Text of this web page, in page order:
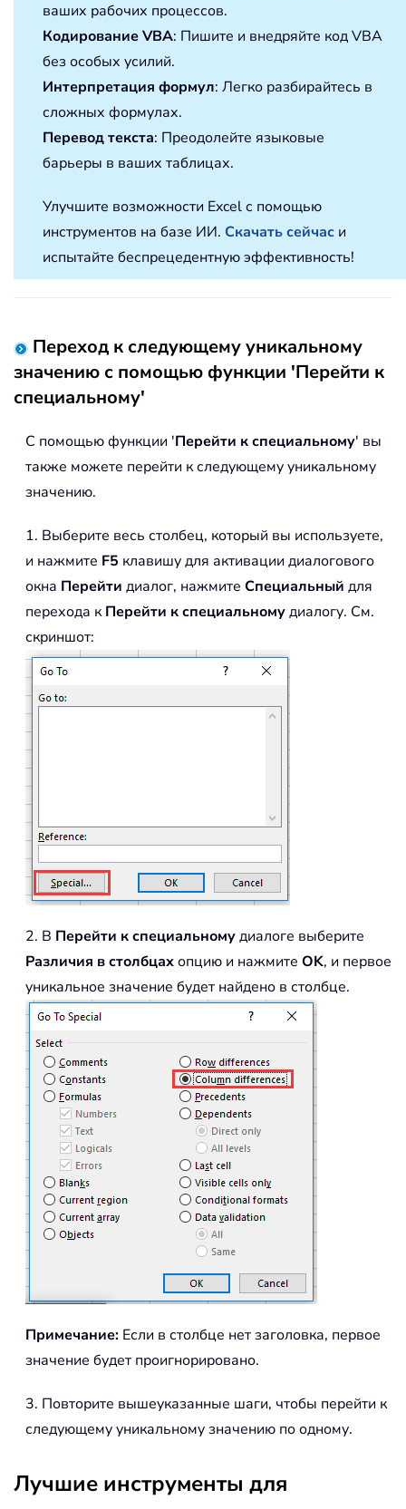
ваших рабочих процессов.
Кодирование VBA: Пишите и внедряйте код VBA
без особых усилий.
Интерпретация формул: Легко разбирайтесь в
сложных формулах.
Перевод текста: Преодолейте языковые
барьеры в ваших таблицах.
Улучшите возможности Excel с помощью
инструментов на базе ИИ. Скачать сейчас и
испытайте беспрецедентную эффективность!
Переход к следующему уникальному
значению с помощью функции 'Перейти к
специальному'
С помощью функции 'Перейти к специальному' вы
также можете перейти к следующему уникальному
значению.
1. Выберите весь столбец, который вы используете,
и нажмите F5 клавишу для активации диалогового
окна Перейти диалог, нажмите Специальный для
перехода кПерейти к специальномудиалогу. См.
скриншот:
2. В Перейти к специальномудиалоге выберите
Различия в столбцахопцию и нажмите OK, и первое
уникальное значение будет найдено в столбце.
Примечание: Если в столбце нет заголовка, первое
значение будет проигнорировано.
3. Повторите вышеуказанные шаги, чтобы перейти к
следующему уникальному значению по одному.
Лучшие инструменты для